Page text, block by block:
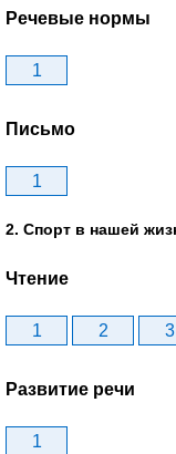
Речевые нормы
1
Письмо
1
2. Спорт в нашей
Чтение
1 2 3
Развитие речи
1